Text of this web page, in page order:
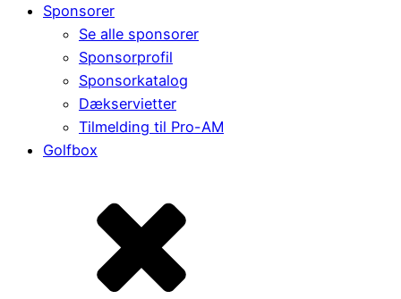
Sponsorer
Se alle sponsorer
Sponsorprofil
Sponsorkatalog
Dækservietter
Tilmelding til Pro-AM
Golfbox